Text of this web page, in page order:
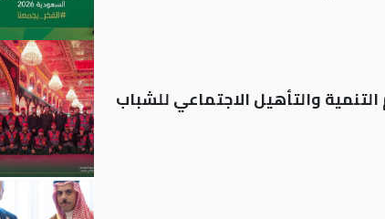
والتأهيل الاجتماعي للشباب